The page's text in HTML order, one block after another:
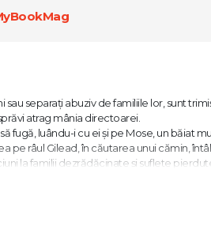
separați abuziv de familiile lor, sunt
atrag mânia directoarei.
fugă, luându-i cu ei și pe Mose, un băiat
pe râul Gilead, în căutarea unui cămin,
la familii dezrădăcinate și suflete
Journal of Books